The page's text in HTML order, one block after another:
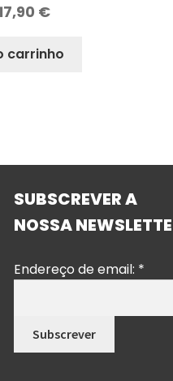
€
carrinho
SUBSCREVER A
NOSSA
Endereço de email: *